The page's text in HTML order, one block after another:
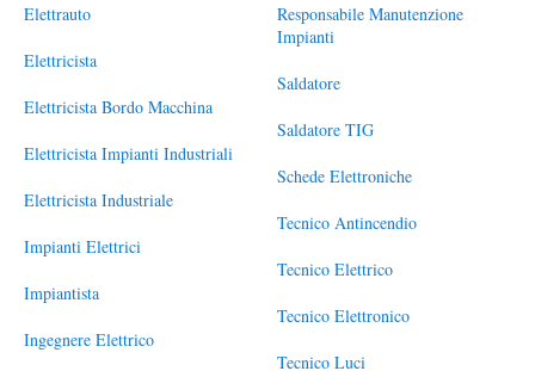
Elettrauto
Elettricista
Elettricista Bordo Macchina
Elettricista Impianti Industriali
Elettricista Industriale
Impianti Elettrici
Impiantista
Ingegnere Elettrico
Responsabile Manutenzione
Impianti
Saldatore
Saldatore TIG
Schede Elettroniche
Tecnico Antincendio
Tecnico Elettrico
Tecnico Elettronico
Tecnico Luci